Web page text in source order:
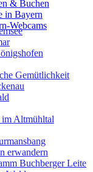
& Buchen
in Bayern
Webcams
Gemütlichkeit
im Altmühltal
erwandern
Buchberger Leite